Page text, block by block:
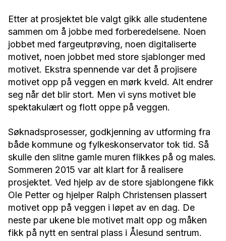
Etter at prosjektet ble valgt gikk alle studentene
sammen om å jobbe med forberedelsene. Noen
jobbet med fargeutprøving, noen digitaliserte
motivet, noen jobbet med store sjablonger med
motivet. Ekstra spennende var det å projisere
motivet opp på veggen en mørk kveld. Alt endrer
seg når det blir stort. Men vi syns motivet ble
spektakulært og flott oppe på veggen.
Søknadsprosesser, godkjenning av utforming fra
både kommune og fylkeskonservator tok tid. Så
skulle den slitne gamle muren flikkes på og males.
Sommeren 2015 var alt klart for å realisere
prosjektet. Ved hjelp av de store sjablongene fikk
Ole Petter og hjelper Ralph Christensen plassert
motivet opp på veggen i løpet av en dag. De
neste par ukene ble motivet malt opp og måken
fikk på nytt en sentral plass i Ålesund sentrum.